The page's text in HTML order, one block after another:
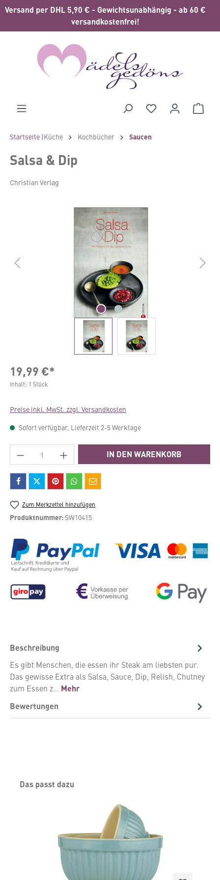
springen
Versand per DHL 5,90 € - Gewichtsunabhängig - ab 60 €
versandkostenfrei!
Startseite |Küche Kochbücher Saucen
Salsa & Dip
Christian Verlag
Bildergalerie überspringen
19,99 €*
Inhalt: 1 Stück
Preise inkl. MwSt. zzgl. Versandkosten
Sofort verfügbar, Lieferzeit 2-5 Werktage
Produkt Anzahl: Gib den gewünschten
IN DEN WARENKORB
Zum Merkzettel hinzufügen
Produktnummer: SW10415
Beschreibung
Es gibt Menschen, die essen ihr Steak am liebsten pur.
Das gewisse Extra als Salsa, Sauce, Dip, Relish, Chutney
zum Essen z… Mehr
Bewertungen
Produktgalerie überspringen
Das passt dazu